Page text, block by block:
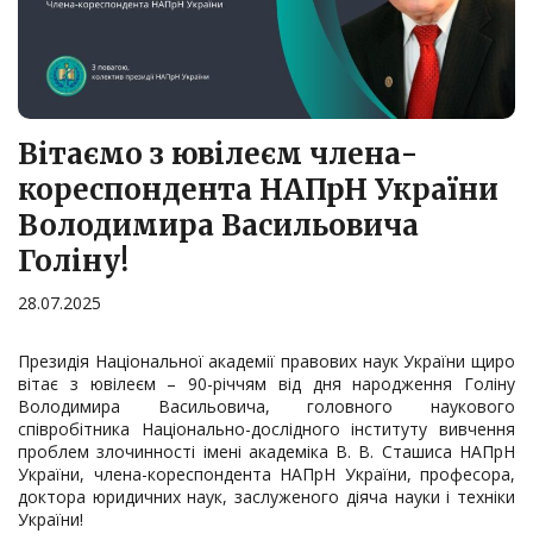
Вітаємо з ювілеєм члена-
кореспондента НАПрН України
Володимира Васильовича
Голіну!
28.07.2025
Президія Національної академії правових наук України щиро
вітає з ювілеєм – 90-річчям від дня народження Голіну
Володимира Васильовича, головного наукового
співробітника Національно-дослідного інституту вивчення
проблем злочинності імені академіка В. В. Сташиса НАПрН
України, члена-кореспондента НАПрН України, професора,
доктора юридичних наук, заслуженого діяча науки і техніки
України!